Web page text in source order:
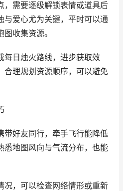
，需要逐级解锁表情或道具后
与爱心尤为关键，平时可以通
收集资源。
每日烛火路线，进步获取效
合理规划资源顺序，可以避免
带好友同行，牵手飞行能降低
悉地图风向与气流分布，也能
况，可以检查网络情形或重新